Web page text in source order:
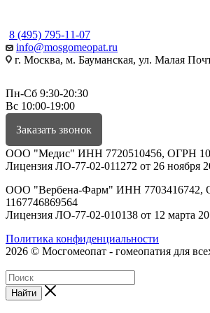
8 (495) 795-11-07
info@mosgomeopat.ru
г. Москва, м. Бауманская, ул. Малая
Пн-Сб 9:30-20:30
Вс 10:00-19:00
Заказать звонок
ООО "Медис" ИНН 7720510456, ОГРН
Лицензия ЛО-77-02-011272 от 26 ноября
ООО "Вербена-Фарм" ИНН 7703416742,
1167746869564
Лицензия ЛО-77-02-010138 от 12 марта
Политика конфиденциальности
2026 © Мосгомеопат - гомеопатия для
Найти